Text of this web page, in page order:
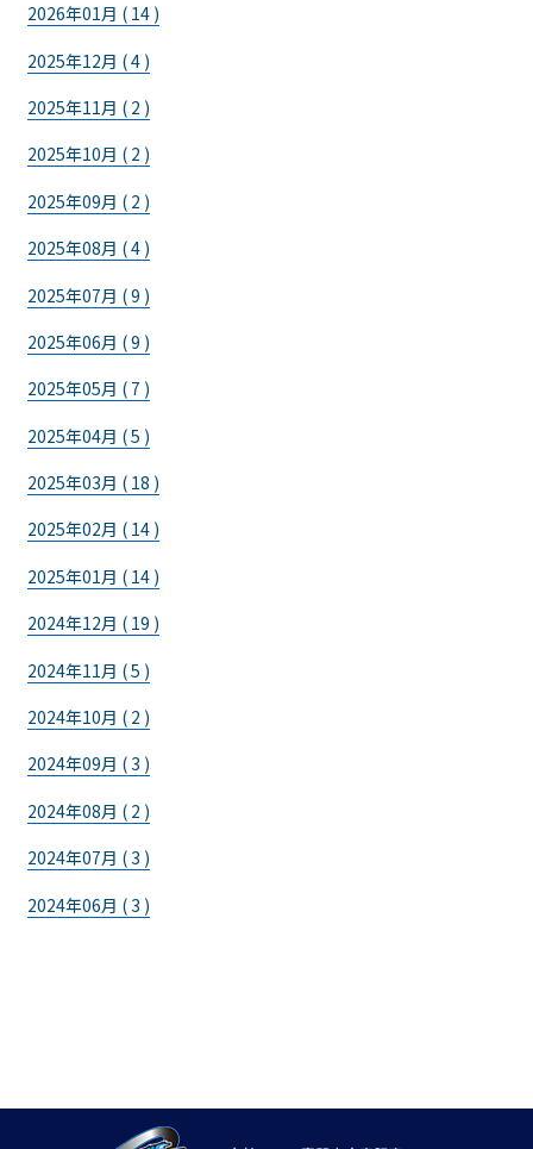
2026年01月 ( 14 )
2025年12月 ( 4 )
2025年11月 ( 2 )
2025年10月 ( 2 )
2025年09月 ( 2 )
2025年08月 ( 4 )
2025年07月 ( 9 )
2025年06月 ( 9 )
2025年05月 ( 7 )
2025年04月 ( 5 )
2025年03月 ( 18 )
2025年02月 ( 14 )
2025年01月 ( 14 )
2024年12月 ( 19 )
2024年11月 ( 5 )
2024年10月 ( 2 )
2024年09月 ( 3 )
2024年08月 ( 2 )
2024年07月 ( 3 )
2024年06月 ( 3 )